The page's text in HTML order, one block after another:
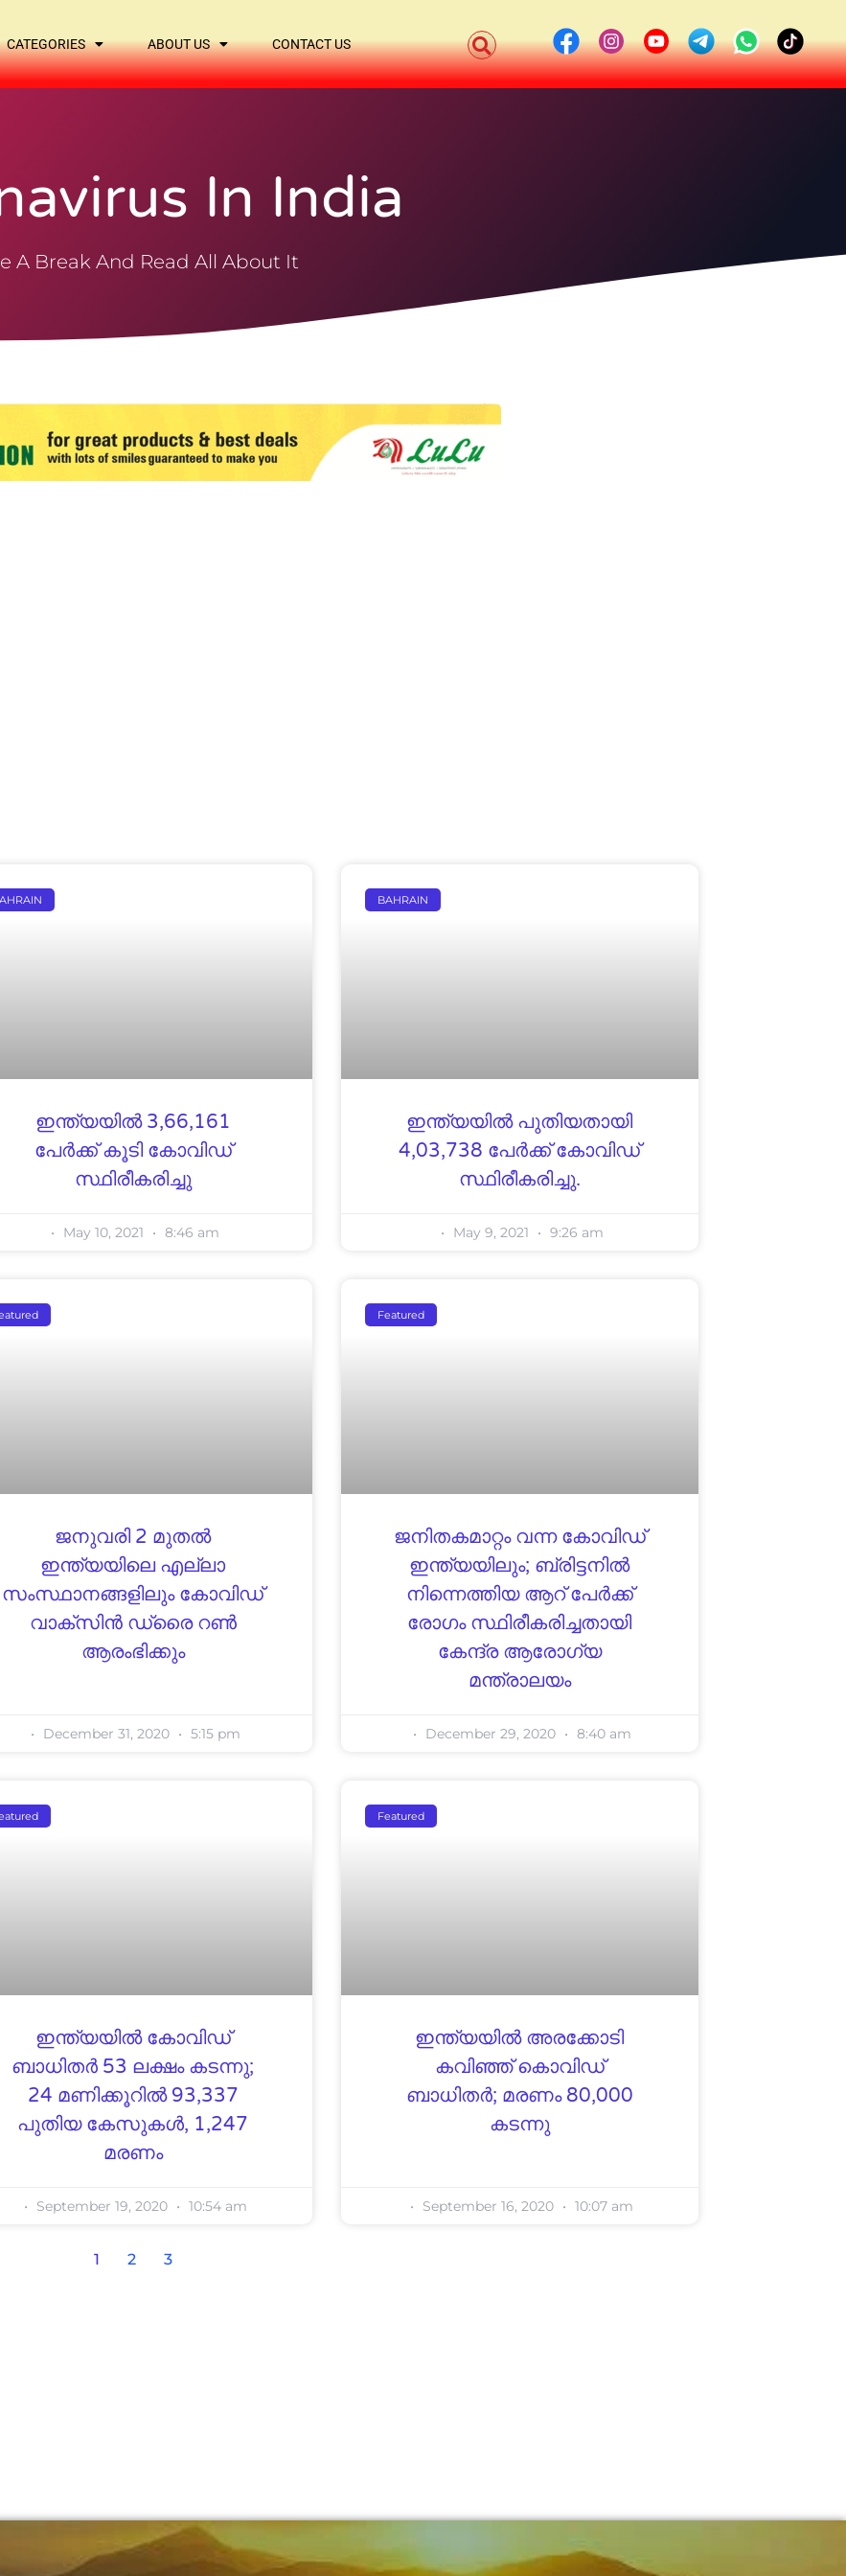
CATEGORIES ABOUT US CONTACT US
In India
A Break And Read All About It
ഇന്ത്യയിൽ 3,66,161
പേര്‍ക്ക് കൂടി കോവിഡ്
സ്ഥിരീകരിച്ചു
May 10, 2021 8:46 am
BAHRAIN
ഇന്ത്യയിൽ പുതിയതായി
4,03,738 പേർക്ക് കോവിഡ്
സ്ഥിരീകരിച്ചു.
May 9, 2021 9:26 am
ജനുവരി 2 മുതല്‍
ഇന്ത്യയിലെ എല്ലാ
സംസ്ഥാനങ്ങളിലും കോവിഡ്
വാക്‌സിന്‍ ഡ്രൈ റണ്‍
ആരംഭിക്കും
December 31, 2020 5:15 pm
Featured
ജനിതകമാറ്റം വന്ന കോവിഡ്
ഇന്ത്യയിലും; ബ്രിട്ടനിൽ
നിന്നെത്തിയ ആറ് പേർക്ക്
രോഗം സ്ഥിരീകരിച്ചതായി
കേന്ദ്ര ആരോഗ്യ
മന്ത്രാലയം
December 29, 2020 8:40 am
ഇന്ത്യയില്‍ കോവിഡ്
ബാധിതര്‍ 53 ലക്ഷം കടന്നു;
24 മണിക്കൂറില്‍ 93,337
പുതിയ കേസുകള്‍, 1,247
മരണം
September 19, 2020 10:54 am
Featured
ഇന്ത്യയില്‍ അരക്കോടി
കവിഞ്ഞ് കൊവിഡ്
ബാധിതര്‍; മരണം 80,000
കടന്നു
September 16, 2020 10:07 am
1 2 3